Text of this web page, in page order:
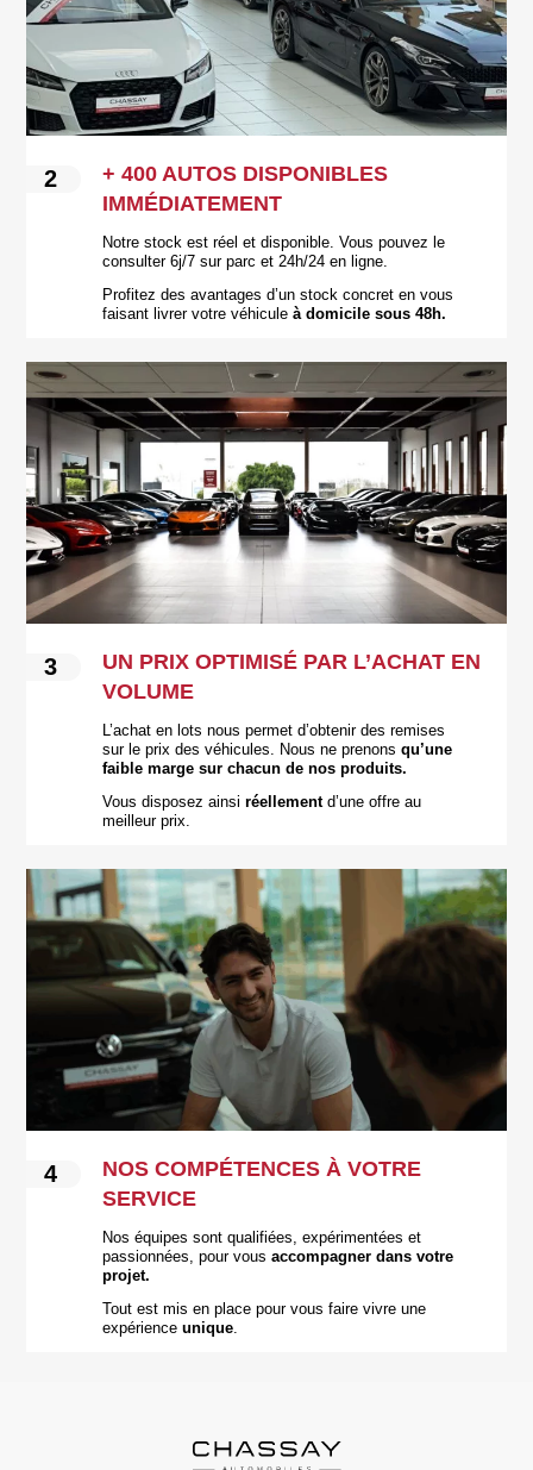
2
+ 400 AUTOS DISPONIBLES
IMMÉDIATEMENT
Notre stock est réel et disponible. Vous pouvez le
consulter 6j/7 sur parc et 24h/24 en ligne.
Profitez des avantages d’un stock concret en vous
faisant livrer votre véhiculeà domicile sous 48h.
3
UN PRIX OPTIMISÉ PAR L’ACHAT EN
VOLUME
L’achat en lots nous permet d’obtenir des remises
sur le prix des véhicules. Nous ne prenonsqu’une
faible marge sur chacun de nos produits.
Vous disposez ainsiréellementd’une offre au
meilleur prix.
4
NOS COMPÉTENCES À VOTRE
SERVICE
Nos équipes sont qualifiées, expérimentées et
passionnées, pour vousaccompagner dans votre
projet.
Tout est mis en place pour vous faire vivre une
expérienceunique.